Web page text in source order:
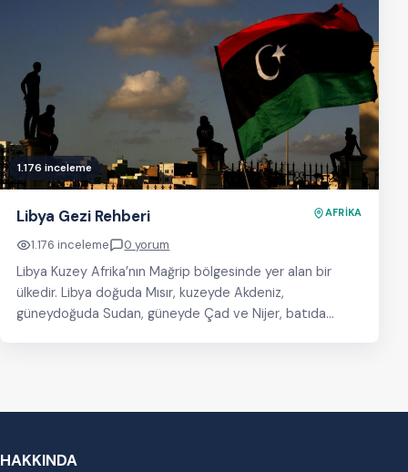
1.176 inceleme
Libya Gezi Rehberi AFRİKA
1.176 inceleme 0 yorum
Libya Kuzey Afrika’nın Mağrip bölgesinde yer alan bir
ülkedir. Libya doğuda Mısır, kuzeyde Akdeniz,
güneydoğuda Sudan, güneyde Çad ve Nijer, batıda
HAKKINDA